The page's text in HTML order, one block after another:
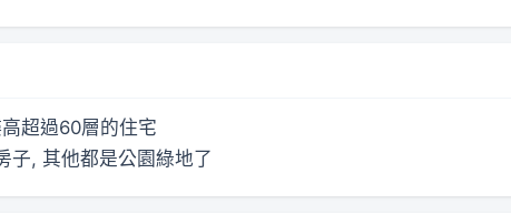
超過60層的住宅
子, 其他都是公園綠地了